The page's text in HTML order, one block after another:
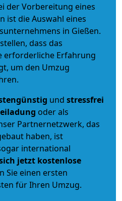
der Vorbereitung eines
ist die Auswahl eines
in Gießen.
dass das
erforderliche Erfahrung
um den Umzug
und stressfrei
oder als
Partnernetzwerk, das
haben, ist
international
jetzt kostenlose
Sie einen ersten
für Ihren Umzug.